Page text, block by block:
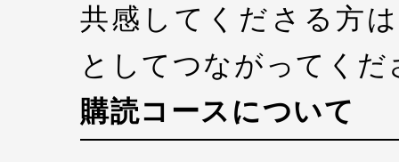
共感してくださる方
としてつながってくだ
購読コースについて